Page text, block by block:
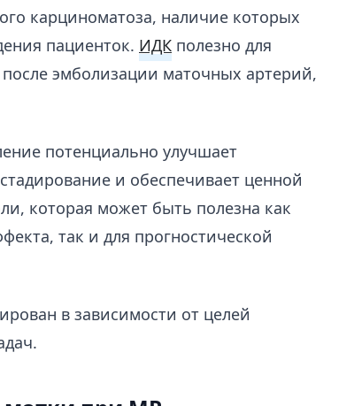
карциноматоза, наличие которых
пациенток. ИДК полезно для
эмболизации маточных артерий,
потенциально улучшает
и обеспечивает ценной
которая может быть полезна как
так и для прогностической
в зависимости от целей